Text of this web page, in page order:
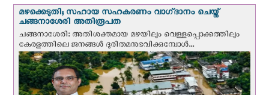
മഴക്കെടുതി; സഹായ സഹകരണം വാഗ്‌ദാനം ചെയ്ത്
ചങ്ങനാശേരി അതിരൂപത
ചങ്ങനാശേരി: അതിശക്തമായ മഴയിലും വെള്ളപ്പൊക്കത്തിലും
കേരളത്തിലെ ജനങ്ങൾ ദുരിതമനുഭവിക്കുമ്പോൾ...